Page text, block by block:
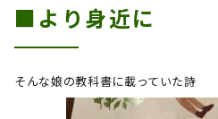
■より身近に
そんな娘の教科書に載っていた詩